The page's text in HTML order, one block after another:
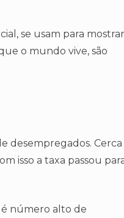
se usam para mostrar
o mundo vive, são
desempregados. Cerca
isso a taxa passou
número alto de